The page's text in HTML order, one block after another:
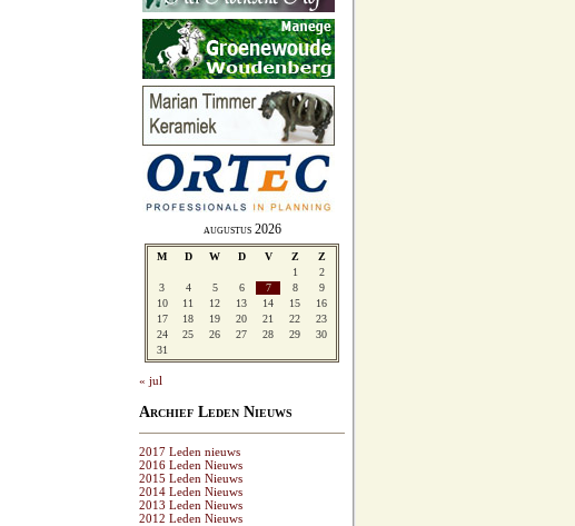
augustus 2026
M D W D V Z
Z
1
2
3
4 5 6 7 8
9
10
11 12 13 14 15
16
17
18 19 20 21 22
23
24
25 26 27 28 29
30
31
« jul
Archief Leden Nieuws
2017 Leden nieuws
2016 Leden Nieuws
2015 Leden Nieuws
2014 Leden Nieuws
2013 Leden Nieuws
2012 Leden Nieuws